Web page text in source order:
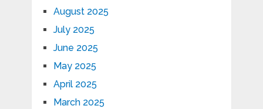
August 2025
July 2025
June 2025
May 2025
April 2025
March 2025